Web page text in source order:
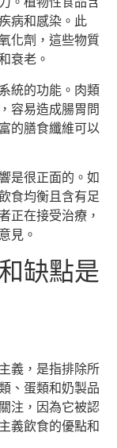
病和感染。此
化劑，這些物質
衰老。
統的功能。肉類
容易造成腸胃問
的膳食纖維可以
是很正面的。如
食均衡且含有足
正在接受治療，
見。
缺點是
義，是指排除所
、蛋類和奶製品
注，因為它被認
義飲食的優點和